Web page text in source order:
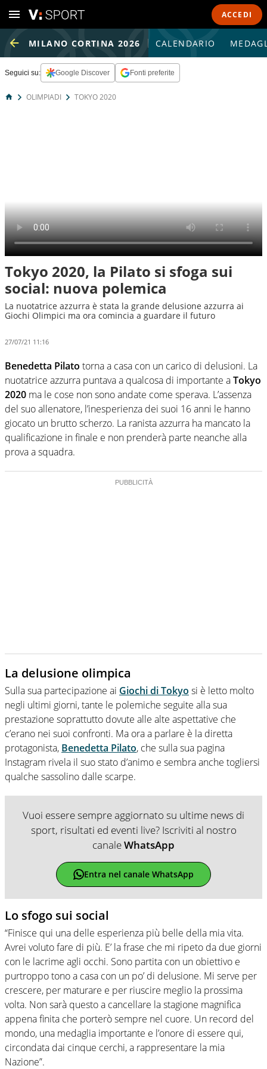
ACCEDI
MILANO CORTINA 2026 CALENDARIO
Seguici su: Google Discover Fonti preferite
OLIMPIADI TOKYO 2020
Tokyo 2020, la Pilato si sfoga sui
social: nuova polemica
La nuotatrice azzurra è stata la grande delusione azzurra ai
Giochi Olimpici ma ora comincia a guardare il futuro
27/07/21 11:16
Benedetta Pilato torna a casa con un carico di delusioni. La
nuotatrice azzurra puntava a qualcosa di importante aTokyo
2020 ma le cose non sono andate come sperava. L’assenza
del suo allenatore, l’inesperienza dei suoi 16 anni le hanno
giocato un brutto scherzo. La ranista azzurra ha mancato la
qualificazione in finale e non prenderà parte neanche alla
prova a squadra.
La delusione olimpica
Sulla sua partecipazione ai Giochi di Tokyo si è letto molto
negli ultimi giorni, tante le polemiche seguite alla sua
prestazione soprattutto dovute alle alte aspettative che
c’erano nei suoi confronti. Ma ora a parlare è la diretta
protagonista, Benedetta Pilato, che sulla sua pagina
Instagram rivela il suo stato d’animo e sembra anche togliersi
qualche sassolino dalle scarpe.
Vuoi essere sempre aggiornato su ultime news di
sport, risultati ed eventi live? Iscriviti al nostro
canaleWhatsApp
Entra nel canale WhatsApp
Lo sfogo sui social
“Finisce qui una delle esperienza più belle della mia vita.
Avrei voluto fare di più. E’ la frase che mi ripeto da due giorni
con le lacrime agli occhi. Sono partita con un obiettivo e
purtroppo tono a casa con un po’ di delusione. Mi serve per
crescere, per maturare e per riuscire meglio la prossima
volta. Non sarà questo a cancellare la stagione magnifica
appena finita che porterò sempre nel cuore. Un record del
mondo, una medaglia importante e l’onore di essere qui,
circondata dai cinque cerchi, a rappresentare la mia
Nazione”.